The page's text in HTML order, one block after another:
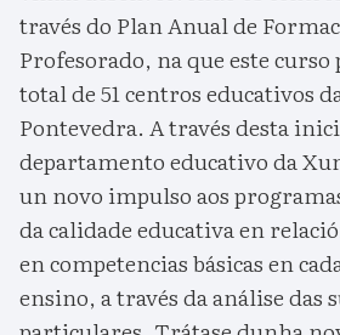
través do Plan Anual de
Profesorado, na que este
total de 51 centros educativos
Pontevedra. A través desta
departamento educativo da
un novo impulso aos
da calidade educativa en
en competencias básicas en
ensino, a través da análise das